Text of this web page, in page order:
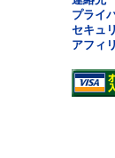
プライ
セキュ
アフィ